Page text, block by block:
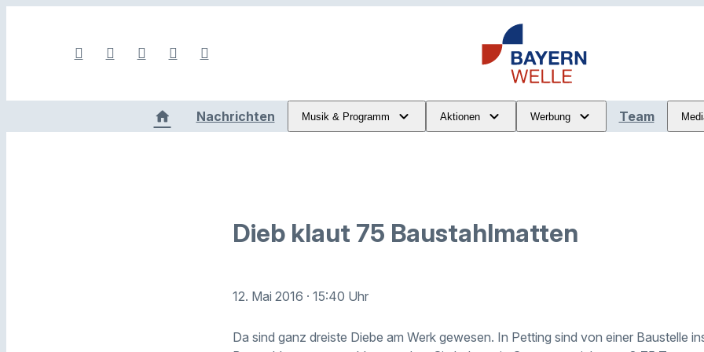
Nachrichten Musik & Programm Aktionen Werbung Team
Dieb klaut 75 Baustahlmatten
12. Mai 2016 · 15:40 Uhr
Da sind ganz dreiste Diebe am Werk gewesen. In Petting sind von einer Baustelle